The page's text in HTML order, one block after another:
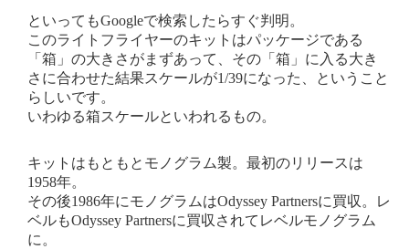
といってもGoogleで検索したらすぐ判明。
このライトフライヤーのキットはパッケージである
「箱」の大きさがまずあって、その「箱」に入る大き
さに合わせた結果スケールが1/39になった、ということ
らしいです。
いわゆる箱スケールといわれるもの。
キットはもともとモノグラム製。最初のリリースは
1958年。
その後1986年にモノグラムはOdyssey Partnersに買収。レ
ベルもOdyssey Partnersに買収されてレベルモノグラム
に。